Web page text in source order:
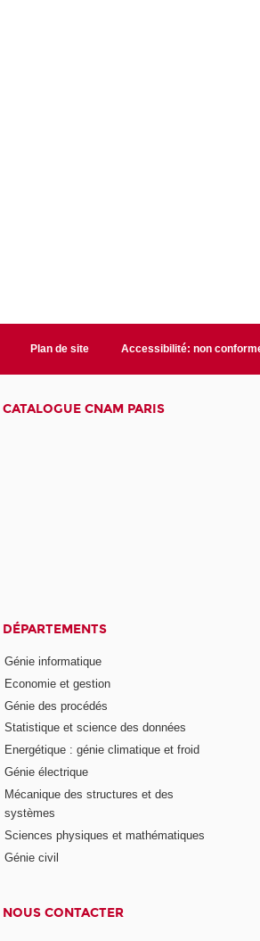
Plan de site Accessibilité: non
CATALOGUE CNAM PARIS
DÉPARTEMENTS
Génie informatique
Economie et gestion
Génie des procédés
Statistique et science des données
Energétique : génie climatique et froid
Génie électrique
Mécanique des structures et des
systèmes
Sciences physiques et mathématiques
Génie civil
NOUS CONTACTER